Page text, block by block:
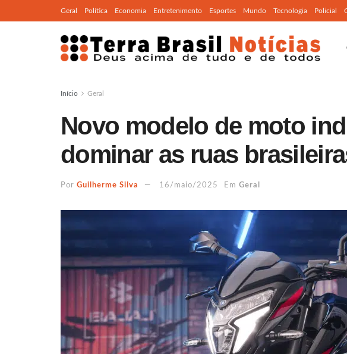
Geral Política Economia Entretenimento Esportes Mundo Tecnologia Policial
Início Geral
Novo modelo de moto
dominar as ruas
Por Guilherme Silva 16/maio/2025 Em Geral